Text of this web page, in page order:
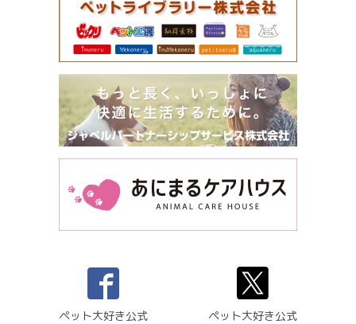
ペット大好き公式
ペット大好き公式